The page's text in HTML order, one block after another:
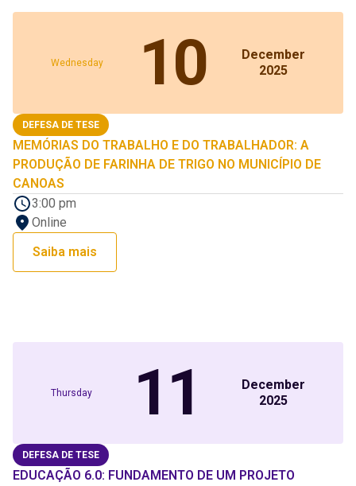
Wednesday 10
December
2025
DEFESA DE TESE
MEMÓRIAS DO TRABALHO E DO TRABALHADOR: A
PRODUÇÃO DE FARINHA DE TRIGO NO MUNICÍPIO DE
CANOAS
3:00 pm
Online
Saiba mais
Thursday 11
December
2025
DEFESA DE TESE
EDUCAÇÃO 6.0: FUNDAMENTO DE UM PROJETO